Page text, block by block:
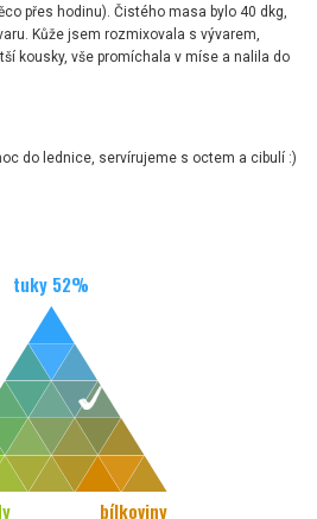
přes hodinu). Čistého masa bylo 40 dkg,
Kůže jsem rozmixovala s vývarem,
kousky, vše promíchala v míse a nalila do
do lednice, servírujeme s octem a cibulí :)
tuky 52%
bílkoviny